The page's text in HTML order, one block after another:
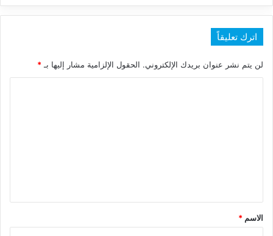
اترك تعليقاً
لن يتم نشر عنوان بريدك الإلكتروني. الحقول الإلزامية مشار إليها بـ *
*
الاسم *